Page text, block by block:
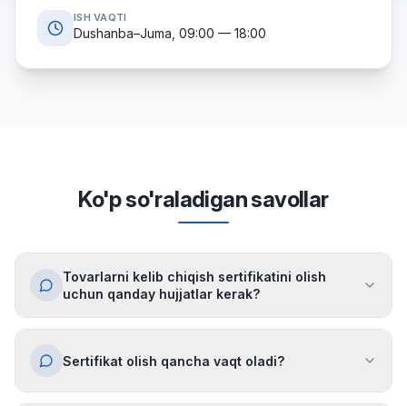
ISH VAQTI
Dushanba–Juma, 09:00 — 18:00
Ko'p so'raladigan savollar
Tovarlarni kelib chiqish sertifikatini olish
uchun qanday hujjatlar kerak?
Sertifikat olish qancha vaqt oladi?